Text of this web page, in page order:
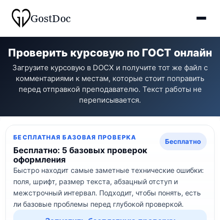
GostDoc
Проверить курсовую по ГОСТ онлайн
Загрузите курсовую в DOCX и получите тот же файл с
комментариями к местам, которые стоит поправить
перед отправкой преподавателю. Текст работы не
переписывается.
БЕСПЛАТНАЯ БАЗОВАЯ ПРОВЕРКА
Бесплатно: 5 базовых проверок
оформления
Бесплатно
Быстро находит самые заметные технические ошибки:
поля, шрифт, размер текста, абзацный отступ и
межстрочный интервал. Подходит, чтобы понять, есть
ли базовые проблемы перед глубокой проверкой.